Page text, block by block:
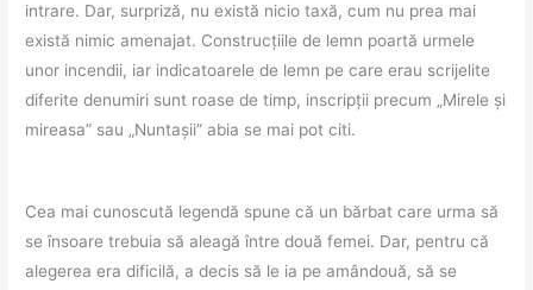
intrare. Dar, surpriză, nu există nicio taxă, cum nu prea mai
există nimic amenajat. Construcțiile de lemn poartă urmele
unor incendii, iar indicatoarele de lemn pe care erau scrijelite
diferite denumiri sunt roase de timp, inscripții precum „Mirele și
mireasa” sau „Nuntașii” abia se mai pot citi.
Cea mai cunoscută legendă spune că un bărbat care urma să
se însoare trebuia să aleagă între două femei. Dar, pentru că
alegerea era dificilă, a decis să le ia pe amândouă, să se